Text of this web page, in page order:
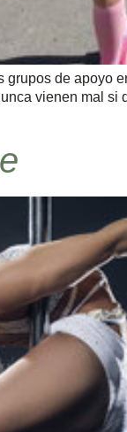
de apoyo
vienen mal